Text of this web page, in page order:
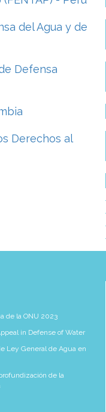
de la ONU 2023
in Defense of Water
Ley General de Agua en
de la